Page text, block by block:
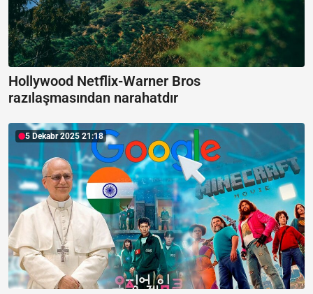
Hollywood Netflix-Warner Bros
razılaşmasından narahatdır
5 Dekabr 2025 21:18